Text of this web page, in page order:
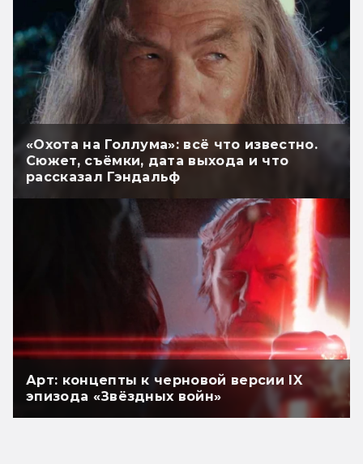
«Охота на Голлума»: всё что известно.
Сюжет, съёмки, дата выхода и что
рассказал Гэндальф
Арт: концепты к черновой версии IX
эпизода «Звёздных войн»